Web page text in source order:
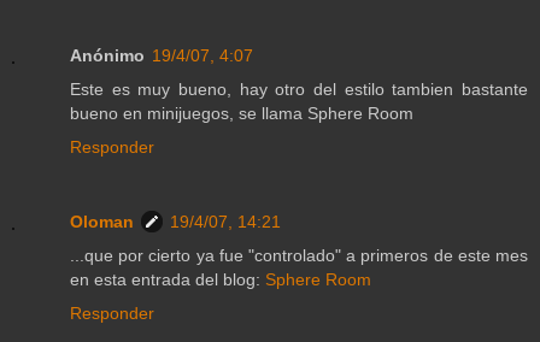
Anónimo 19/4/07, 4:07
Este es muy bueno, hay otro del estilo tambien bastante
bueno en minijuegos, se llama Sphere Room
Responder
Oloman
19/4/07, 14:21
...que por cierto ya fue "controlado" a primeros de este mes
en esta entrada del blog: Sphere Room
Responder